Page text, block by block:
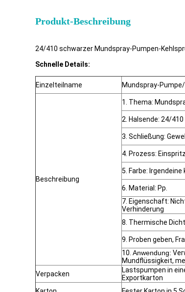
Produkt-Beschreibung
24/410 schwarzer Mundspray-Pumpen-
Schnelle Details:
Einzelteilname Mundspray-
Beschreibung
1. Thema:
2. Halsende: 24/410
3. Schließung:
4. Prozess:
5. Farbe:
6. Material: Pp.
7. Eigenschaft:
Verhinderung
8. Thermische
9. Proben geben,
10. Anwendung:
Mundflüssigkeit,
Verpacken
Lastspumpen in
Exportkarton